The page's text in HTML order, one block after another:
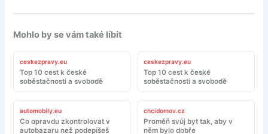
Mohlo by se vám také líbit
ceskezpravy.eu
Top 10 cest k české
soběstačnosti a svobodě
ceskezpravy.eu
Top 10 cest k české
soběstačnosti a svobodě
automobily.eu
Co opravdu zkontrolovat v
autobazaru než podepíšeš
chcidomov.cz
Proměň svůj byt tak, aby v
něm bylo dobře